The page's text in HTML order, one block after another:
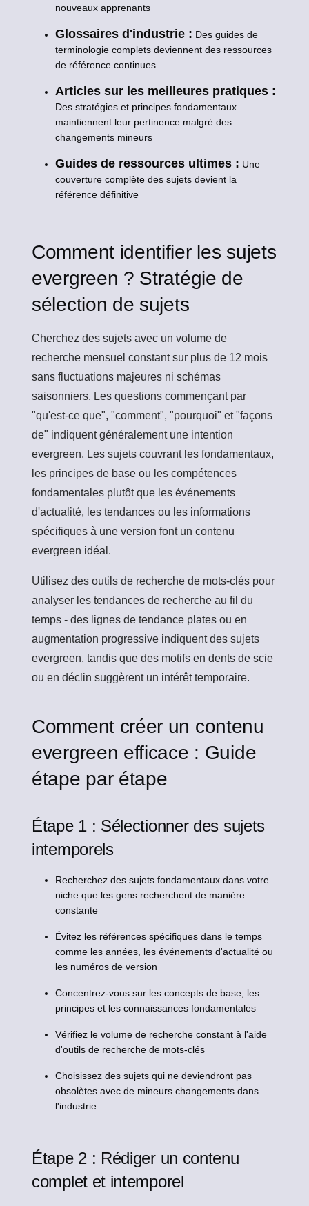
nouveaux apprenants
Glossaires d'industrie : Des guides de
terminologie complets deviennent des ressources
de référence continues
Articles sur les meilleures pratiques :
Des stratégies et principes fondamentaux
maintiennent leur pertinence malgré des
changements mineurs
Guides de ressources ultimes : Une
couverture complète des sujets devient la
référence définitive
Comment identifier les sujets
evergreen ? Stratégie de
sélection de sujets
Cherchez des sujets avec un volume de
recherche mensuel constant sur plus de 12 mois
sans fluctuations majeures ni schémas
saisonniers. Les questions commençant par
"qu'est-ce que", "comment", "pourquoi" et "façons
de" indiquent généralement une intention
evergreen. Les sujets couvrant les fondamentaux,
les principes de base ou les compétences
fondamentales plutôt que les événements
d'actualité, les tendances ou les informations
spécifiques à une version font un contenu
evergreen idéal.
Utilisez des outils de recherche de mots-clés pour
analyser les tendances de recherche au fil du
temps - des lignes de tendance plates ou en
augmentation progressive indiquent des sujets
evergreen, tandis que des motifs en dents de scie
ou en déclin suggèrent un intérêt temporaire.
Comment créer un contenu
evergreen efficace : Guide
étape par étape
Étape 1 : Sélectionner des sujets
intemporels
Recherchez des sujets fondamentaux dans votre
niche que les gens recherchent de manière
constante
Évitez les références spécifiques dans le temps
comme les années, les événements d'actualité ou
les numéros de version
Concentrez-vous sur les concepts de base, les
principes et les connaissances fondamentales
Vérifiez le volume de recherche constant à l'aide
d'outils de recherche de mots-clés
Choisissez des sujets qui ne deviendront pas
obsolètes avec de mineurs changements dans
l'industrie
Étape 2 : Rédiger un contenu
complet et intemporel